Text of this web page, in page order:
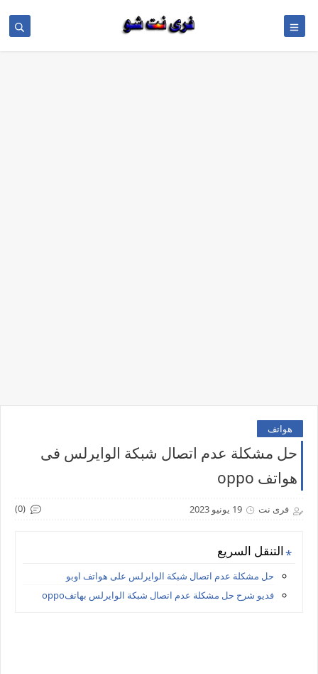
هواتف
حل مشكلة عدم اتصال شبكة الوايرلس فى
هواتف oppo
فرى نت 19 يونيو 2023 (0)
التنقل السريع
حل مشكلة عدم اتصال شبكة الوايرلس على هواتف اوبو
فديو شرح حل مشكلة عدم اتصال شبكة الوايرلس بهاتفoppo